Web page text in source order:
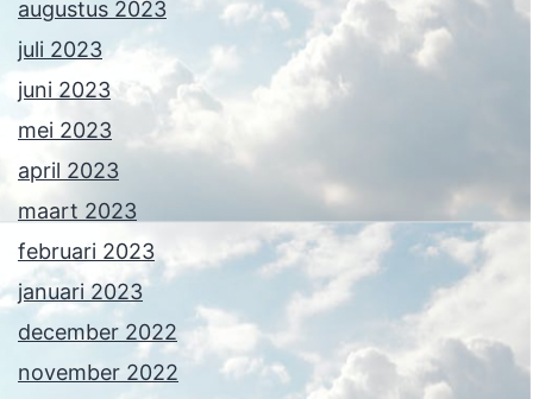
augustus 2023
juli 2023
juni 2023
mei 2023
april 2023
maart 2023
februari 2023
januari 2023
december 2022
november 2022